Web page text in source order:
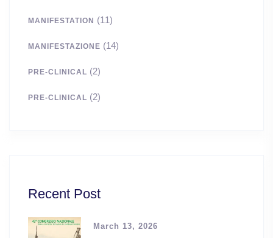
MANIFESTATION (11)
MANIFESTAZIONE (14)
PRE-CLINICAL (2)
PRE-CLINICAL (2)
Recent Post
March 13, 2026